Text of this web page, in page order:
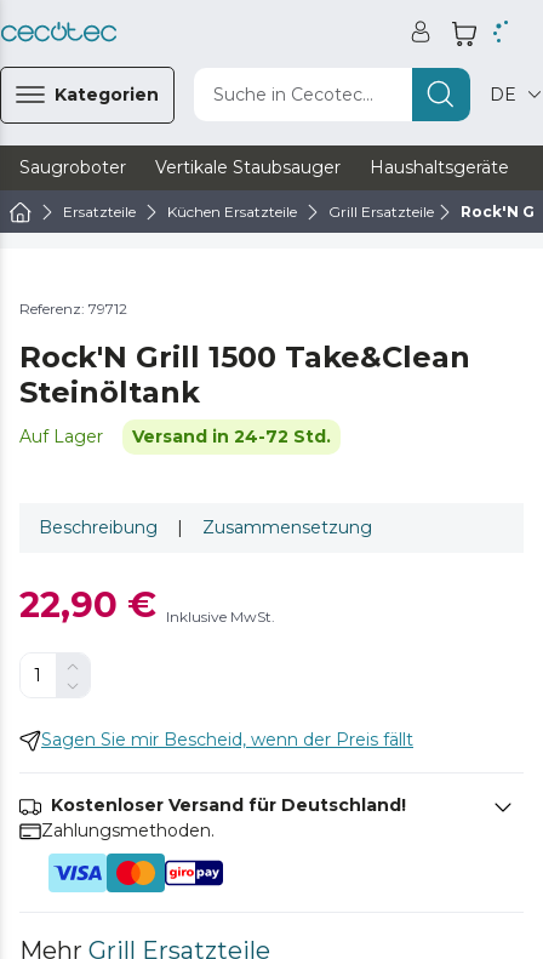
Kategorien Suche in Cecotec... DE
Saugroboter Vertikale Staubsauger Haushaltsgeräte
Ersatzteile Küchen Ersatzteile Grill Ersatzteile Rock'N
Referenz: 79712
Rock'N Grill 1500 Take&Clean
Steinöltank
Auf Lager Versand in 24-72 Std.
Beschreibung | Zusammensetzung
22,90 € Inklusive MwSt.
Sagen Sie mir Bescheid, wenn der Preis fällt
Kostenloser Versand für Deutschland!
Zahlungsmethoden.
Mehr Grill Ersatzteile